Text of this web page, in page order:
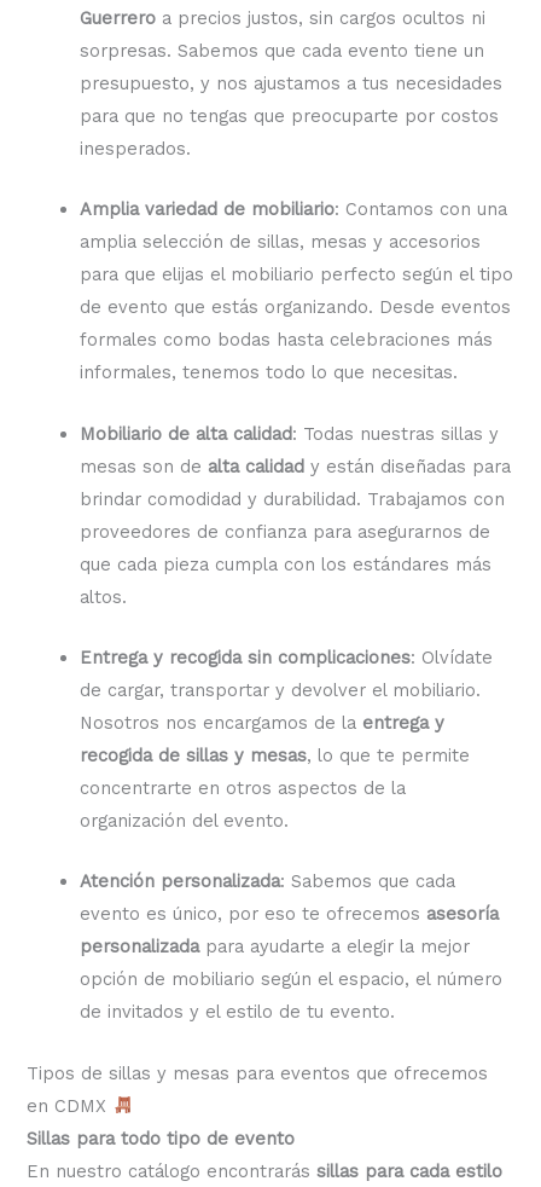
Guerrero a precios justos, sin cargos ocultos ni
sorpresas. Sabemos que cada evento tiene un
presupuesto, y nos ajustamos a tus necesidades
para que no tengas que preocuparte por costos
inesperados.
Amplia variedad de mobiliario: Contamos con una
amplia selección de sillas, mesas y accesorios
para que elijas el mobiliario perfecto según el tipo
de evento que estás organizando. Desde eventos
formales como bodas hasta celebraciones más
informales, tenemos todo lo que necesitas.
Mobiliario de alta calidad: Todas nuestras sillas y
mesas son de alta calidad y están diseñadas para
brindar comodidad y durabilidad. Trabajamos con
proveedores de confianza para asegurarnos de
que cada pieza cumpla con los estándares más
altos.
Entrega y recogida sin complicaciones: Olvídate
de cargar, transportar y devolver el mobiliario.
Nosotros nos encargamos de la entrega y
recogida de sillas y mesas, lo que te permite
concentrarte en otros aspectos de la
organización del evento.
Atención personalizada: Sabemos que cada
evento es único, por eso te ofrecemos asesoría
personalizadapara ayudarte a elegir la mejor
opción de mobiliario según el espacio, el número
de invitados y el estilo de tu evento.
Tipos de sillas y mesas para eventos que ofrecemos
en CDMX
Sillas para todo tipo de evento
En nuestro catálogo encontrarássillas para cada estilo